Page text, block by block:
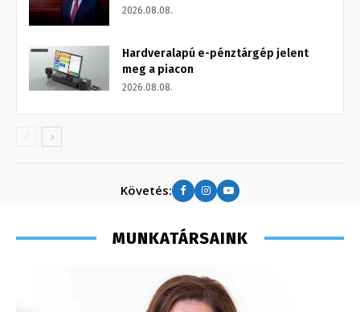
2026.08.08.
Hardveralapú e-pénztárgép jelent
meg a piacon
2026.08.08.
Követés:
MUNKATÁRSAINK